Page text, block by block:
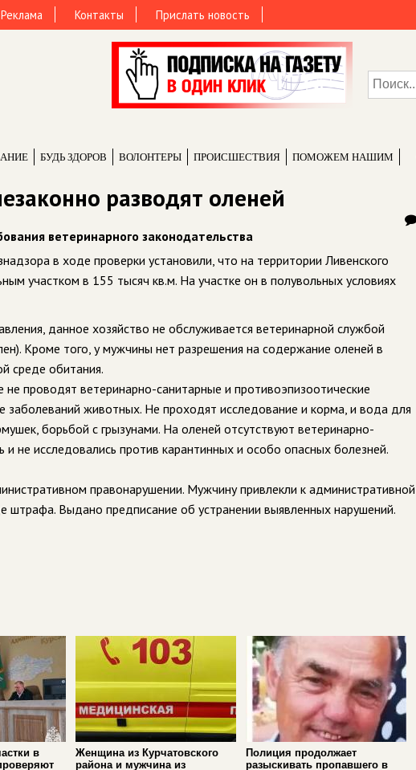
Реклама Контакты Прислать новость
БУДЬ ЗДОРОВ ВОЛОНТЕРЫ ПРОИCШЕСТВИЯ ПОМОЖЕМ НАШИМ
разводят оленей
ветеринарного законодательства
в ходе проверки установили, что на территории Ливенского
участком в 155 тысяч кв.м. На участке он в полувольных условиях
данное хозяйство не обслуживается ветеринарной службой
Кроме того, у мужчины нет разрешения на содержание оленей в
среде обитания.
не проводят ветеринарно-санитарные и противоэпизоотические
заболеваний животных. Не проходят исследование и корма, и вода для
борьбой с грызунами. На оленей отсутствуют ветеринарно-
не исследовались против карантинных и особо опасных болезней.
правонарушении. Мужчину привлекли к административной
Выдано предписание об устранении выявленных нарушений.
в
Женщина из Курчатовского
района и мужчина из
Полиция продолжает
разыскивать пропавшего в